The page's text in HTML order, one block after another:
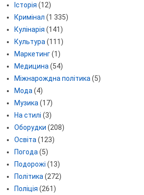
Історія (12)
Кримінал (1 335)
Кулінарія (141)
Культура (111)
Маркетинг(1)
Медицина (54)
Міжнарождна політика (5)
Мода (4)
Музика (17)
На стилі (3)
Оборудки (208)
Освіта (123)
Погода (5)
Подорожі (13)
Політика (272)
Поліція (261)